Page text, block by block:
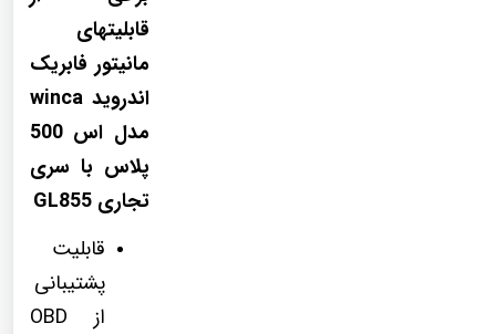
قابلیتهای
مانیتور فابریک
اندروید winca
مدل اس 500
پلاس با سری
تجاری GL855
قابلیت
پشتیبانی
از OBD